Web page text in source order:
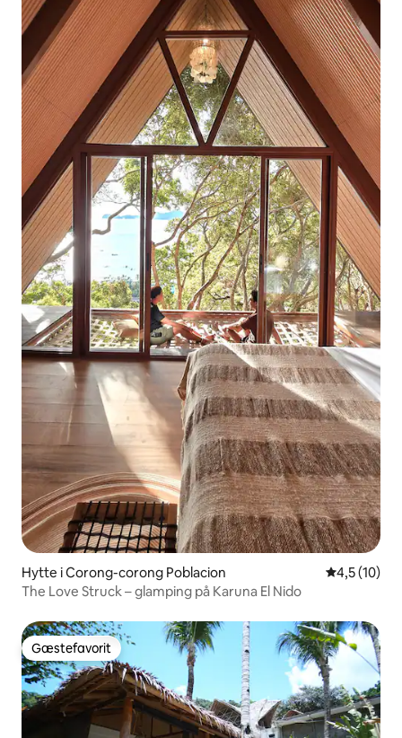
Hytte i Corong-corong Poblacion 4,5 ud af 5
4,5 (10)
The Love Struck – glamping på Karuna El Nido
Gæstefavorit
Gæstefavorit